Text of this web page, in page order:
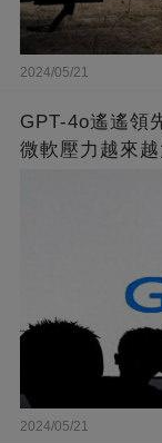
2024/05/21
GPT-4o遙遙領
微軟壓力越來越
2024/05/21